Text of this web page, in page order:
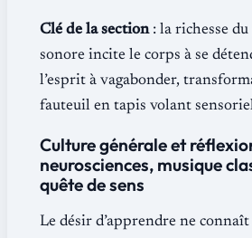
Clé de la section: la richesse du
sonore incite le corps à se
l’esprit à vagabonder,
fauteuil en tapis volant
Culture générale et
neurosciences, musique
quête de sens
Le désir d’apprendre ne connaît